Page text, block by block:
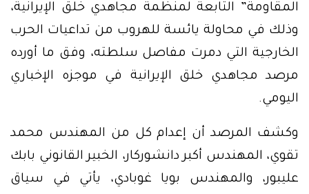
المقاومة” التابعة لمنظمة مجاهدي خلق الإيرانية،
وذلك في محاولة يائسة للهروب من تداعيات الحرب
الخارجية التي دمرت مفاصل سلطته، وفق ما أورده
مرصد مجاهدي خلق الإيرانية في موجزه الإخباري
اليومي.
وكشف المرصد أن إعدام كل من المهندس محمد
تقوي، المهندس أكبر دانشوركار، الخبير القانوني بابك
عليبور، والمهندس بويا غوبادي، يأتي في سياق